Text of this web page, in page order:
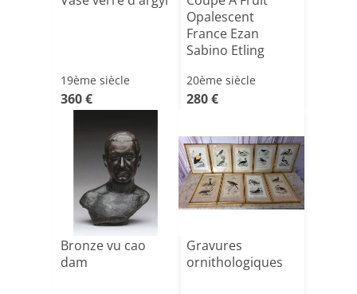
19ème siècle
360 €
Opalescent
France Ezan
Sabino Etling
20ème siècle
280 €
Bronze vu cao
dam
Gravures
ornithologiques